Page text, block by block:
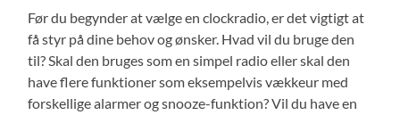
Før du begynder at vælge en clockradio, er det vigtigt at
få styr på dine behov og ønsker. Hvad vil du bruge den
til? Skal den bruges som en simpel radio eller skal den
have flere funktioner som eksempelvis vækkeur med
forskellige alarmer og snooze-funktion? Vil du have en